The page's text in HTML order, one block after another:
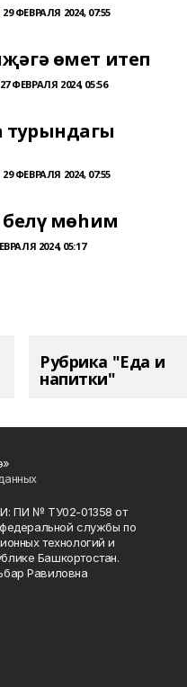
29 ФЕВРАЛЯ 2024, 07:55
өмет итеп
27 ФЕВРАЛЯ 2024, 05:56
29 ФЕВРАЛЯ 2024, 07:55
белү мөһим
2024, 05:17
Рубрика "Еда и
напитки"
ПИ № ТУ02-01358 от
службы по
технологий и
Башкортостан.
Равиловна